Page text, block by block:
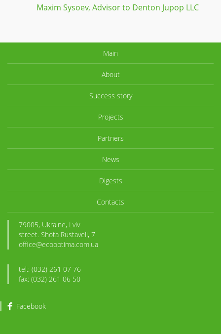
Maxim Sysoev, Advisor to Denton Jupop LLC
Main
About
Success story
Projects
Partners
News
Digests
Contacts
79005, Ukraine, Lviv
street. Shota Rustaveli, 7
office@ecooptima.com.ua
tel.: (032) 261 07 76
fax: (032) 261 06 50
Facebook